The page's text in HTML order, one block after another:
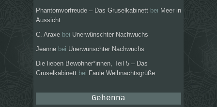
Phantomvorfreude – Das Gruselkabinett bei Meer in
Aussicht
C. Araxe bei Unerwünschter Nachwuchs
Jeanne bei Unerwünschter Nachwuchs
Die lieben Bewohner*innen, Teil 5 – Das
Gruselkabinett bei Faule Weihnachtsgrüße
Gehenna